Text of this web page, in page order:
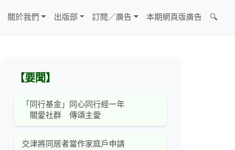
關於我們 出版部 訂閱／廣告 本期網頁版廣告 🔍
【要聞】
「同行基金」同心同行經一年
關愛社群 傳頌主愛
交津將同居者當作家庭戶申請